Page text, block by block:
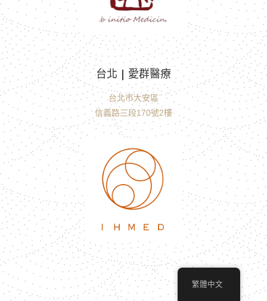
台北 | 愛群醫療
台北市大安區
信義路三段170號2樓
繁體中文